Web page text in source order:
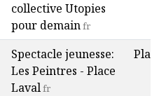
collective Utopies
pour demainfr
Spectacle jeunesse:
Les Peintres - Place
Lavalfr